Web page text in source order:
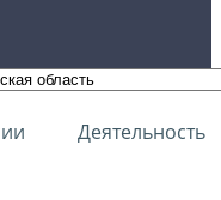
Деятельность